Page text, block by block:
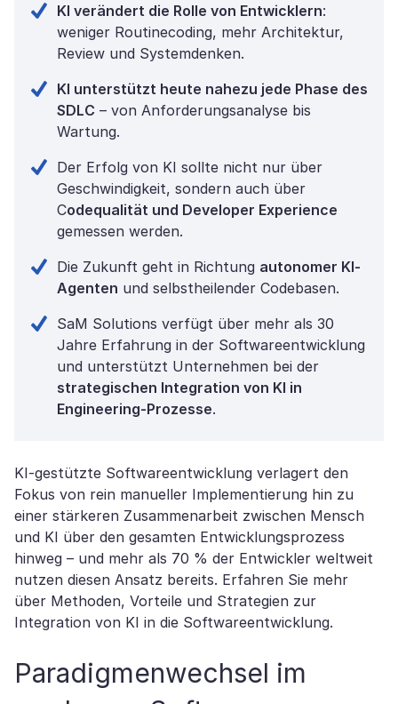
KI verändert die Rolle von Entwicklern:
weniger Routinecoding, mehr Architektur,
Review und Systemdenken.
KI unterstützt heute nahezu jede Phase des
SDLC – von Anforderungsanalyse bis
Wartung.
Der Erfolg von KI sollte nicht nur über
Geschwindigkeit, sondern auch über
Codequalität und Developer Experience
gemessen werden.
Die Zukunft geht in Richtung autonomer KI-
Agenten und selbstheilender Codebasen.
SaM Solutions verfügt über mehr als 30
Jahre Erfahrung in der Softwareentwicklung
und unterstützt Unternehmen bei der
strategischen Integration von KI in
Engineering-Prozesse.
KI-gestützte Softwareentwicklung verlagert den
Fokus von rein manueller Implementierung hin zu
einer stärkeren Zusammenarbeit zwischen Mensch
und KI über den gesamten Entwicklungsprozess
hinweg – und mehr als 70 % der Entwickler weltweit
nutzen diesen Ansatz bereits. Erfahren Sie mehr
über Methoden, Vorteile und Strategien zur
Integration von KI in die Softwareentwicklung.
Paradigmenwechsel im